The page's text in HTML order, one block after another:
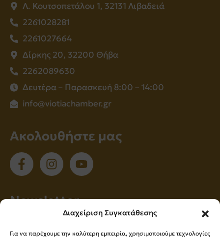
Διαχείριση Συγκατάθεσης
Για να παρέχουμε την καλύτερη εμπειρία, χρησιμοποιούμε τεχνολογίες
Λ. Κουτσοπετάλου 1, 32131 Λιβαδειά
2261028281
2261027664
Δίρκης 20, 32200 Θήβα
2262089630
Δευτέρα – Παρασκευή 8:00 – 14:00
info@viotiachamber.gr
Ακολουθήστε μας
Νewsletter